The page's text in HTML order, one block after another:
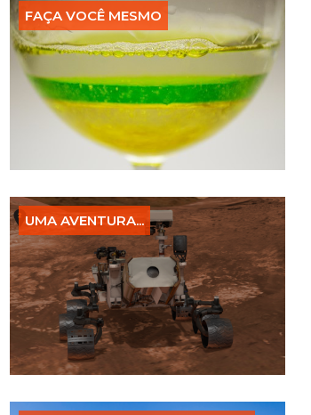
FAÇA VOCÊ MESMO
UMA AVENTURA...